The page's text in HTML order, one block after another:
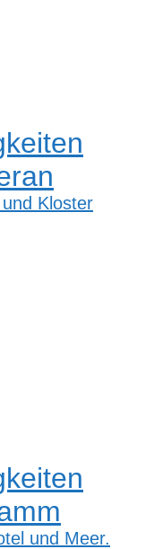
Kloster
und Meer.